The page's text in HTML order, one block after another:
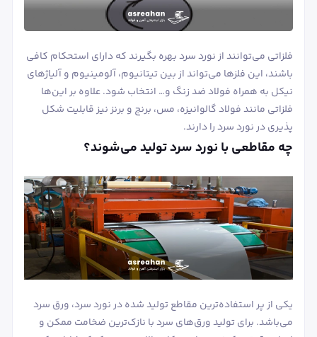
فلزاتی می‌توانند از نورد سرد بهره بگیرند که دارای استحکام کافی
باشند، این فلزها می‌تواند از بین تیتانیوم، آلومینیوم و آلیاژهای
نیکل به همراه فولاد ضد زنگ و… انتخاب شود. علاوه بر این‌ها
فلزاتی مانند فولاد گالوانیزه، مس، برنج و برنز نیز قابلیت شکل
پذیری در نورد سرد را دارند.
چه مقاطعی با نورد سرد تولید می‌شوند؟
یکی از پر استفاده‌ترین مقاطع تولید شده در نورد سرد، ورق سرد
می‌باشد. برای تولید ورق‌های سرد با نازک‌ترین ضخامت ممکن و